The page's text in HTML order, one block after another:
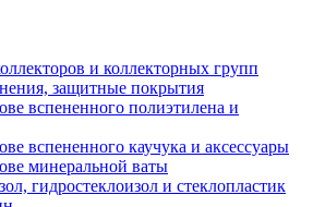
и коллекторных групп
защитные покрытия
вспененного полиэтилена и
вспененного каучука и аксессуары
минеральной ваты
гидростеклоизол и стеклопластик